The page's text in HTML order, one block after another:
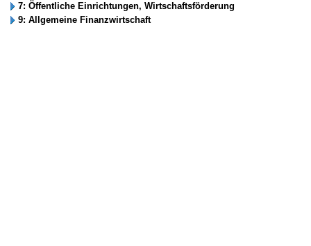
7: Öffentliche Einrichtungen, Wirtschaftsförderung
9: Allgemeine Finanzwirtschaft